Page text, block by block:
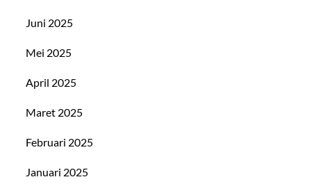
Juni 2025
Mei 2025
April 2025
Maret 2025
Februari 2025
Januari 2025